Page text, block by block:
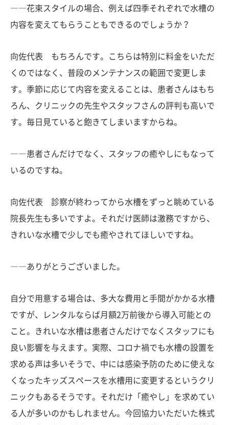
――花束スタイルの場合、例えば四季それぞれで水槽の
内容を変えてもらうこともできるのでしょうか？
向佐代表 もちろんです。こちらは特別に料金をいただ
くのではなく、普段のメンテナンスの範囲で変更しま
す。季節に応じて内容を変えることは、患者さんはもち
ろん、クリニックの先生やスタッフさんの評判も高いで
す。毎日見ていると飽きてしまいますからね。
――患者さんだけでなく、スタッフの癒やしにもなって
いるのですね。
向佐代表 診察が終わってから水槽をずっと眺めている
院長先生も多いですよ。それだけ医師は激務ですから、
きれいな水槽で少しでも癒やされてほしいですね。
――ありがとうございました。
自分で用意する場合は、多大な費用と手間がかかる水槽
ですが、レンタルならば月額2万前後から導入可能との
こと。きれいな水槽は患者さんだけでなくスタッフにも
良い影響を与えます。実際、コロナ禍でも水槽の設置を
求める声は多いそうで、中には感染予防のために使えな
くなったキッズスペースを水槽用に変更するというクリ
ニックもあるそうです。それだけ「癒やし」を求めてい
る人が多いのかもしれません。今回協力いただいた株式